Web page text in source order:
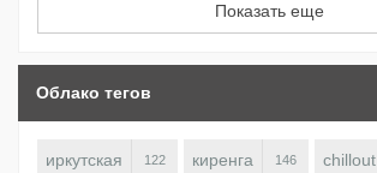
Показать еще
Облако тегов
иркутская 122 киренга 146 chillout